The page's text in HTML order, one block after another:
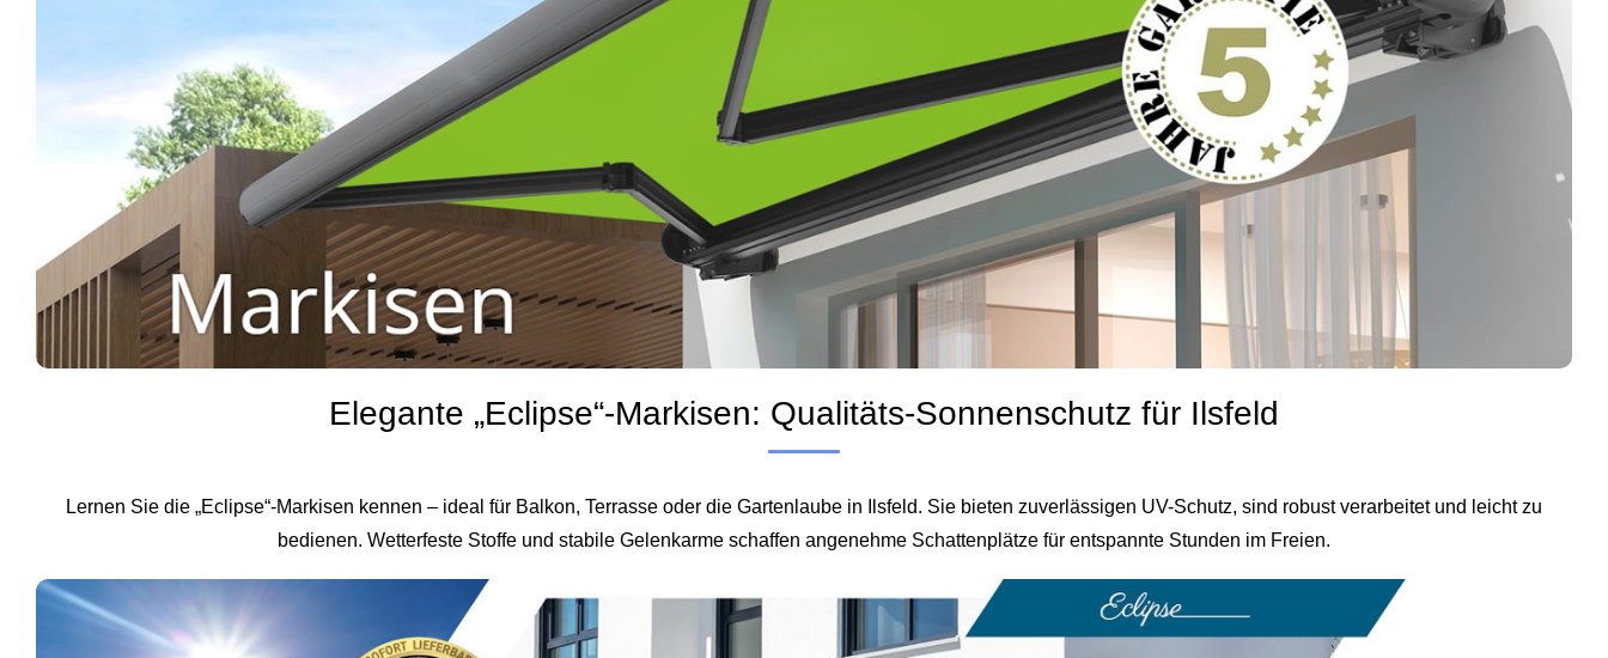
Elegante „Eclipse“-Markisen: Qualitäts-Sonnenschutz für Ilsfeld
Lernen Sie die „Eclipse“-Markisen kennen – ideal für Balkon, Terrasse oder die Gartenlaube in Ilsfeld. Sie bieten zuverlässigen UV-Schutz, sind robust verarbeitet und leicht zu
bedienen. Wetterfeste Stoffe und stabile Gelenkarme schaffen angenehme Schattenplätze für entspannte Stunden im Freien.